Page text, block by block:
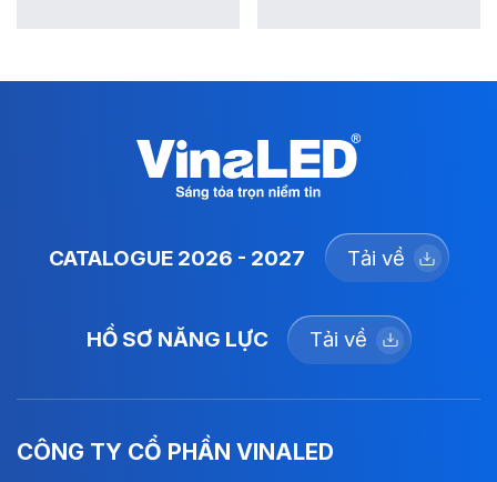
CATALOGUE 2026 - 2027 Tải về
HỒ SƠ NĂNG LỰC Tải về
CÔNG TY CỔ PHẦN VINALED